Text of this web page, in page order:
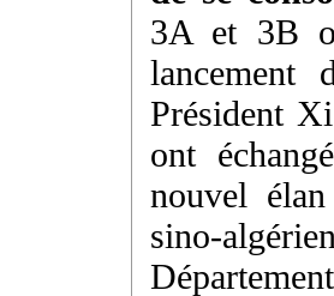
3A et 3B
lancement
Président
ont
nouvel
sino-